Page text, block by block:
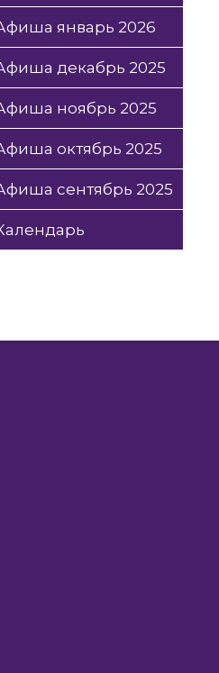
январь 2026
декабрь 2025
ноябрь 2025
октябрь 2025
сентябрь 2025